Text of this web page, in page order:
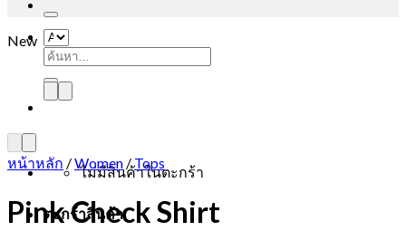
ค้นหา:
ไม่มีสินค้าในตะกร้า
ตะกร้าสินค้า
New
หน้าหลัก /Women /Tops
Pink Check Shirt